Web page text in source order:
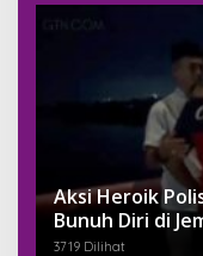
Aksi Heroik
Bunuh Diri di
3719 Dilihat